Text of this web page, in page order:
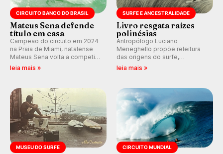
CIRCUITO BANCO DO BRASIL
Mateus Sena defende
título em casa
Campeão do circuito em 2024
na Praia de Miami, natalense
Mateus Sena volta a competir
em casa em busca de manter a
leia mais »
SURFE E ANCESTRALIDADE
Livro resgata raízes
polinésias
Antropólogo Luciano
Meneghello propõe releitura
das origens do surfe,
resgatando a cultura polinésia
prática em esporte e indústria.
leia mais »
MUSEU DO SURFE CIRCUITO MUNDIAL